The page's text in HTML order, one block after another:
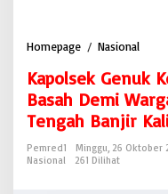
Homepage / Nasional
p
o
l
s
Kapolsek Genuk
Basah Demi
Tengah Banjir
Pemred1
Minggu, 26 Oktober
Nasional
261 Dilihat